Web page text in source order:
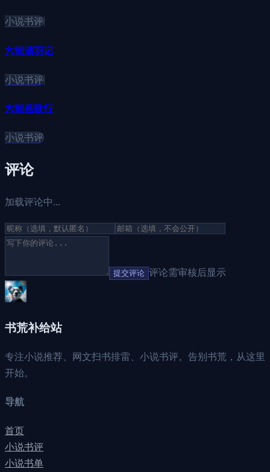
小说书评
六朝清羽记
小说书评
六朝燕歌行
小说书评
评论
加载评论中...
提交评论 评论需审核后显示
书荒补给站
专注小说推荐、网文扫书排雷、小说书评。告别书荒，从这里
开始。
导航
首页
小说书评
小说书单